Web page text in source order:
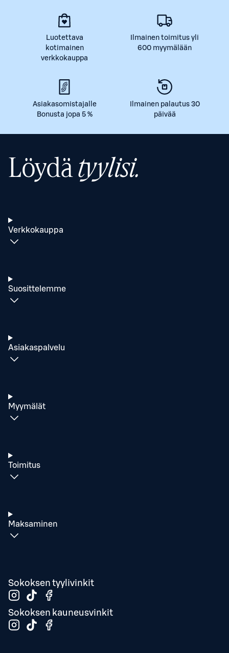
Luotettava
kotimainen
verkkokauppa
Ilmainen toimitus yli
600 myymälään
Asiakasomistajalle
Bonusta jopa 5 %
Ilmainen palautus 30
päivää
Löydätyylisi.
Verkkokauppa
Suosittelemme
Asiakaspalvelu
Myymälät
Toimitus
Maksaminen
Sokoksen tyylivinkit
Sokoksen kauneusvinkit